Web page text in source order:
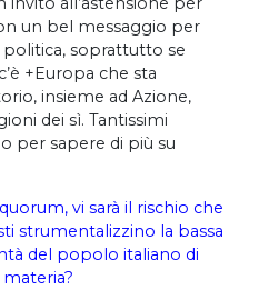
un bel messaggio per
soprattutto se
+Europa che sta
insieme ad Azione,
dei sì. Tantissimi
per sapere di più su
vi sarà il rischio che
strumentalizzino la bassa
del popolo italiano di